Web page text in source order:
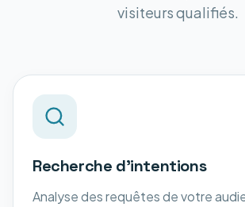
visiteurs qualifiés.
Recherche d'intentions
Analyse des requêtes de votre